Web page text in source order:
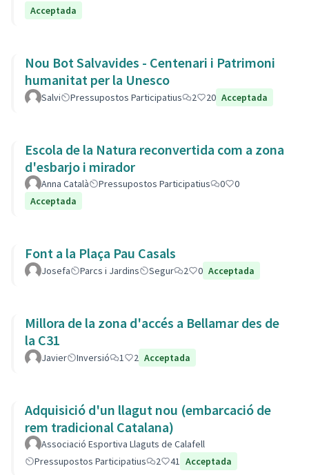
Acceptada
Nou Bot Salvavides - Centenari i Patrimoni
humanitat per la Unesco
Salvi Pressupostos Participatius 2 20 Acceptada
Escola de la Natura reconvertida com a zona
d'esbarjo i mirador
Anna Català Pressupostos Participatius 0
0
Acceptada
Font a la Plaça Pau Casals
Josefa Parcs i Jardins Segur 2 0 Acceptada
Millora de la zona d'accés a Bellamar des de
la C31
Javier Inversió 1 2 Acceptada
Adquisició d'un llagut nou (embarcació de
rem tradicional Catalana)
Associació Esportiva Llaguts de Calafell
Pressupostos Participatius
2 41 Acceptada